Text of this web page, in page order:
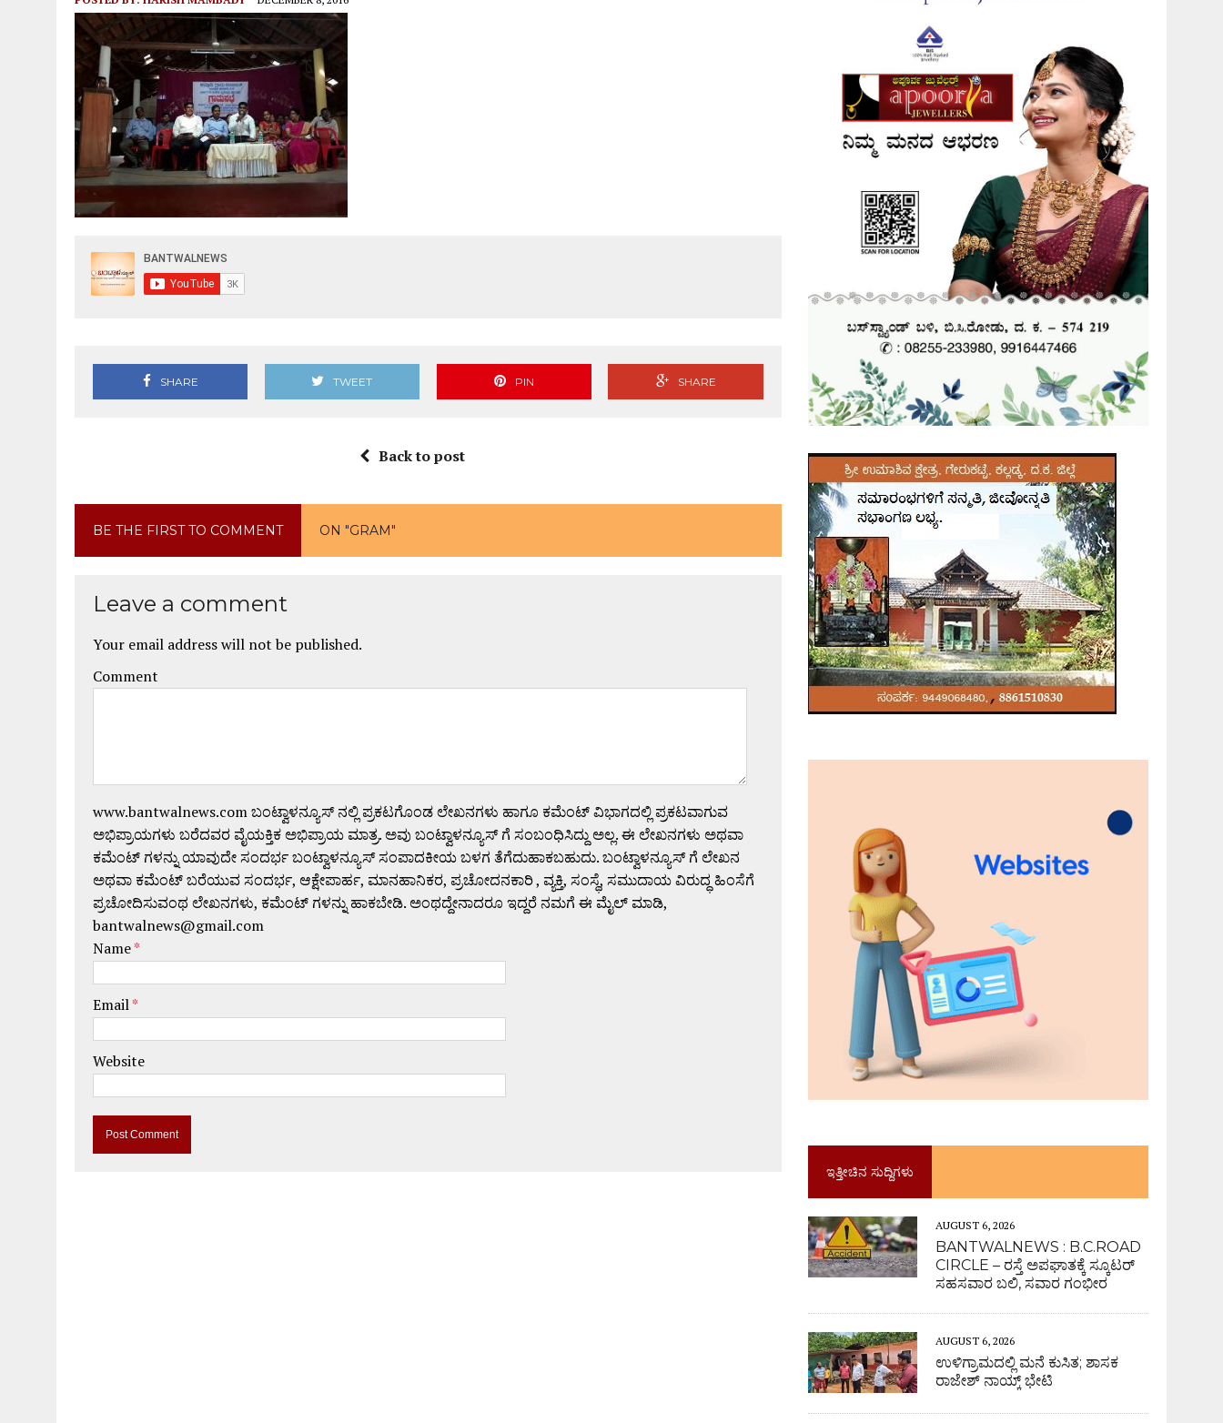
SHARE TWEET PIN SHARE
Back to post
BE THE FIRST TO COMMENT ON "GRAM"
Leave a comment
Your email address will not be published.
Comment
www.bantwalnews.com ಬಂಟ್ವಾಳನ್ಯೂಸ್ ನಲ್ಲಿ ಪ್ರಕಟಗೊಂಡ ಲೇಖನಗಳು ಹಾಗೂ ಕಮೆಂಟ್ ವಿಭಾಗದಲ್ಲಿ ಪ್ರಕಟವಾಗುವ
ಅಭಿಪ್ರಾಯಗಳು ಬರೆದವರ ವೈಯಕ್ತಿಕ ಅಭಿಪ್ರಾಯ ಮಾತ್ರ. ಅವು ಬಂಟ್ವಾಳನ್ಯೂಸ್ ಗೆ ಸಂಬಂಧಿಸಿದ್ದು ಅಲ್ಲ. ಈ ಲೇಖನಗಳು ಅಥವಾ
ಕಮೆಂಟ್ ಗಳನ್ನು ಯಾವುದೇ ಸಂದರ್ಭ ಬಂಟ್ವಾಳನ್ಯೂಸ್ ಸಂಪಾದಕೀಯ ಬಳಗ ತೆಗೆದುಹಾಕಬಹುದು. ಬಂಟ್ವಾಳನ್ಯೂಸ್ ಗೆ ಲೇಖನ
ಅಥವಾ ಕಮೆಂಟ್ ಬರೆಯುವ ಸಂದರ್ಭ, ಆಕ್ಷೇಪಾರ್ಹ, ಮಾನಹಾನಿಕರ, ಪ್ರಚೋದನಕಾರಿ , ವ್ಯಕ್ತಿ, ಸಂಸ್ಥೆ, ಸಮುದಾಯ ವಿರುದ್ಧ ಹಿಂಸೆಗೆ
ಪ್ರಚೋದಿಸುವಂಥ ಲೇಖನಗಳು, ಕಮೆಂಟ್ ಗಳನ್ನು ಹಾಕಬೇಡಿ. ಅಂಥದ್ದೇನಾದರೂ ಇದ್ದರೆ ನಮಗೆ ಈ ಮೈಲ್ ಮಾಡಿ,
bantwalnews@gmail.com
Name*
Email*
Website
ಇತ್ತೀಚಿನ ಸುದ್ದಿಗಳು
AUGUST 6, 2026
BANTWALNEWS : B.C.ROAD
CIRCLE – ರಸ್ತೆ ಅಪಘಾತಕ್ಕೆ ಸ್ಕೂಟರ್
ಸಹಸವಾರ ಬಲಿ, ಸವಾರ ಗಂಭೀರ
AUGUST 6, 2026
ಉಳಿಗ್ರಾಮದಲ್ಲಿ ಮನೆ ಕುಸಿತ; ಶಾಸಕ
ರಾಜೇಶ್ ನಾಯ್ಕ್ ಭೇಟಿ